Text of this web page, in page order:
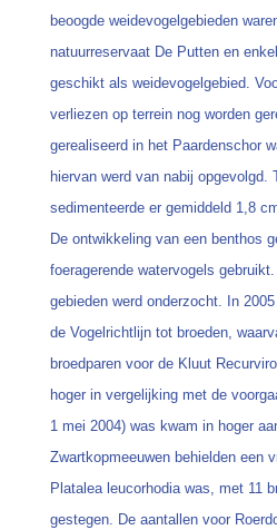
beoogde weidevogelgebieden
natuurreservaat De Putten en
geschikt als weidevogelgebied.
verliezen op terrein nog worden
gerealiseerd in het Paardenschor
hiervan werd van nabij
sedimenteerde er gemiddeld 1,8
De ontwikkeling van een benthos
foeragerende watervogels
gebieden werd onderzocht. In
de Vogelrichtlijn tot broeden,
broedparen voor de Kluut
hoger in vergelijking met de
1 mei 2004) was kwam in hoger
Zwartkopmeeuwen behielden een
Platalea leucorhodia was, met 11
gestegen. De aantallen voor